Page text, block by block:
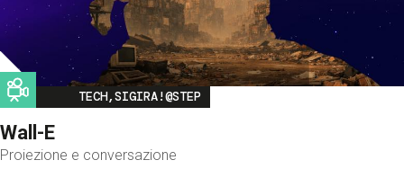
Image
TECH,SIGIRA!@STEP
Wall-E
Proiezione e conversazione